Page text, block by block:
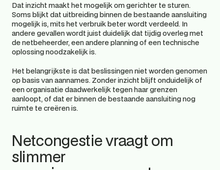
Dat inzicht maakt het mogelijk om gerichter te sturen.
Soms blijkt dat uitbreiding binnen de bestaande aansluiting
mogelijk is, mits het verbruik beter wordt verdeeld. In
andere gevallen wordt juist duidelijk dat tijdig overleg met
de netbeheerder, een andere planning of een technische
oplossing noodzakelijk is.
Het belangrijkste is dat beslissingen niet worden genomen
op basis van aannames. Zonder inzicht blijft onduidelijk of
een organisatie daadwerkelijk tegen haar grenzen
aanloopt, of dat er binnen de bestaande aansluiting nog
ruimte te creëren is.
Netcongestie vraagt om
slimmer